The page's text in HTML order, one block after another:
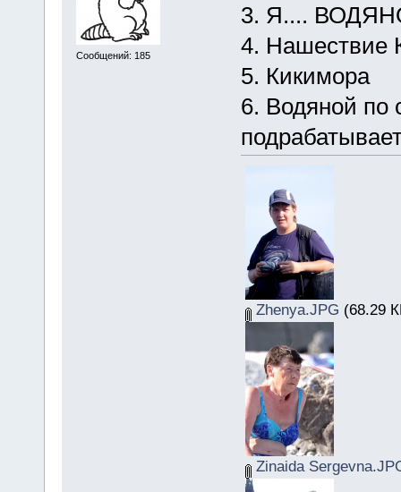
Сообщений: 185
3. Я....
4. Нашествие
5. Кикимора
6. Водяной по
Zhenya.JPG (68.29
Zinaida